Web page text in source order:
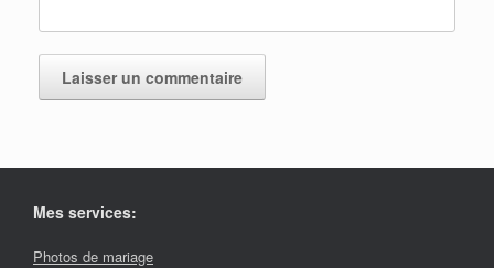
Mes services:
Photos de mariage